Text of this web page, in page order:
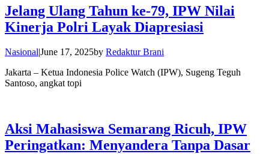
Jelang Ulang Tahun ke-79, IPW Nilai
Kinerja Polri Layak Diapresiasi
Nasional|June 17, 2025by Redaktur Brani
Jakarta – Ketua Indonesia Police Watch (IPW), Sugeng Teguh
Santoso, angkat topi
Aksi Mahasiswa Semarang Ricuh, IPW
Peringatkan: Menyandera Tanpa Dasar